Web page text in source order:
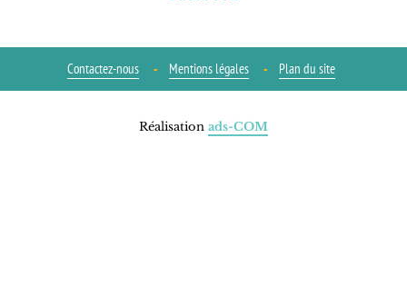
Contactez-nous Mentions légales Plan du site
Réalisation ads-COM